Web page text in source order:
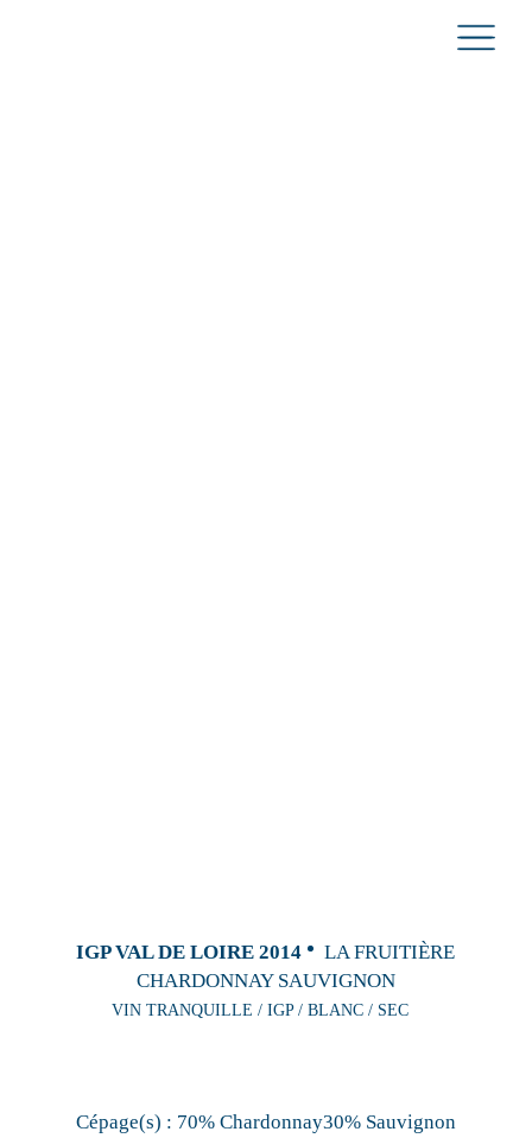
IGP VAL DE LOIRE 2014
LA FRUITIÈRE
CHARDONNAY SAUVIGNON
VIN TRANQUILLE / IGP / BLANC / SEC
Cépage(s) : 70% Chardonnay30% Sauvignon